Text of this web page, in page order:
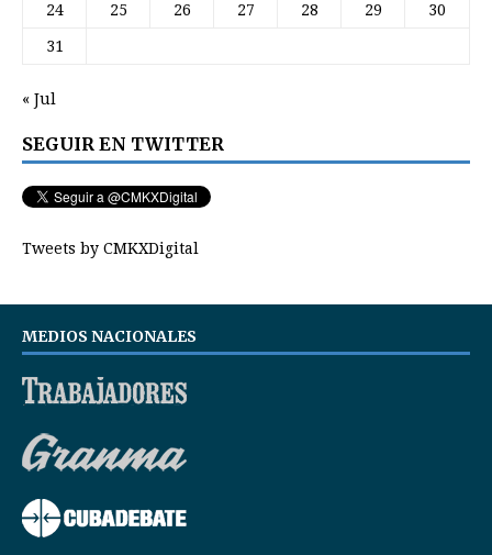
24 25 26 27 28 29 30
31
« Jul
SEGUIR EN TWITTER
Tweets by CMKXDigital
MEDIOS NACIONALES